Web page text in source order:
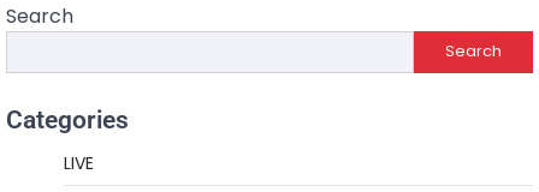
Search
Search
Categories
LIVE